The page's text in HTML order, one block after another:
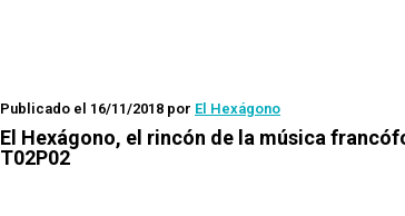
Publicado el 16/11/2018 por El Hexágono
El Hexágono, el rincón de la música
T02P02